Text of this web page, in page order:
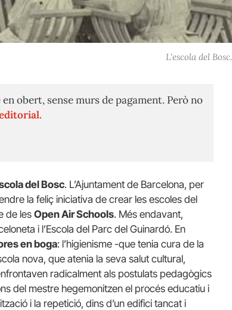
L'escola del Bosc.
obert, sense murs de pagament. Però no
del Bosc. L’Ajuntament de Barcelona, per
la feliç iniciativa de crear les escoles del
de les Open Air Schools. Més endavant,
i l’Escola del Parc del Guinardó. En
en boga: l’higienisme -que tenia cura de la
nova, que atenia la seva salut cultural,
radicalment als postulats pedagògics
del mestre hegemonitzen el procés educatiu i
i la repetició, dins d’un edifici tancat i